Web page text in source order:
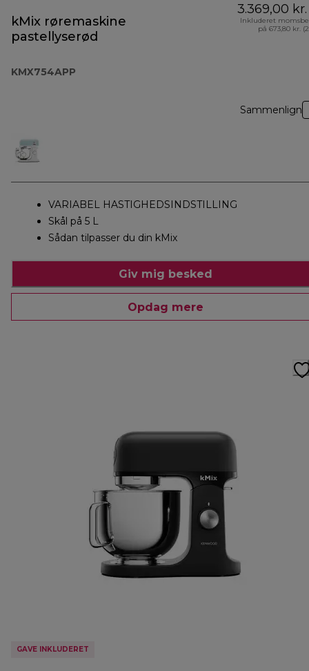
kMix røremaskine
pastellyserød
KMX754APP
3.369,00 kr.
Inkluderet
på 673,80 kr.
Sammenlign
VARIABEL HASTIGHEDSINDSTILLING
Skål på 5 L
Sådan tilpasser du din kMix
Giv mig besked
Opdag mere
GAVE INKLUDERET